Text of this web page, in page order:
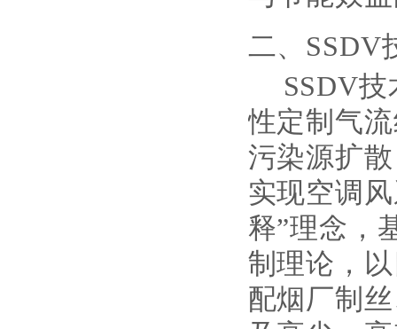
二、 SSDV
SSDV
性定制气
污染源扩
实现空调
释”理念，
制理论，
配烟厂制